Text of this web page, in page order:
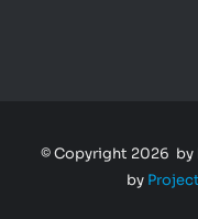
© Copyright 2026 by
by